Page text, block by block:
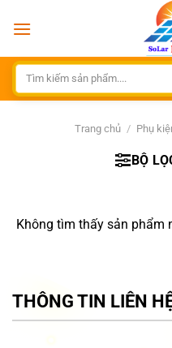
qua
dungTìm
kiếm:
Trang chủ / Phụ
BỘ
Không tìm thấy sản phẩm
THÔNG TIN LIÊN